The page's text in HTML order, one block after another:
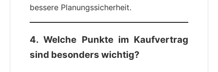
bessere Planungssicherheit.
4. Welche Punkte im Kaufvertrag
sind besonders wichtig?